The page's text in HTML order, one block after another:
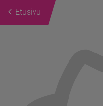
Etusivu